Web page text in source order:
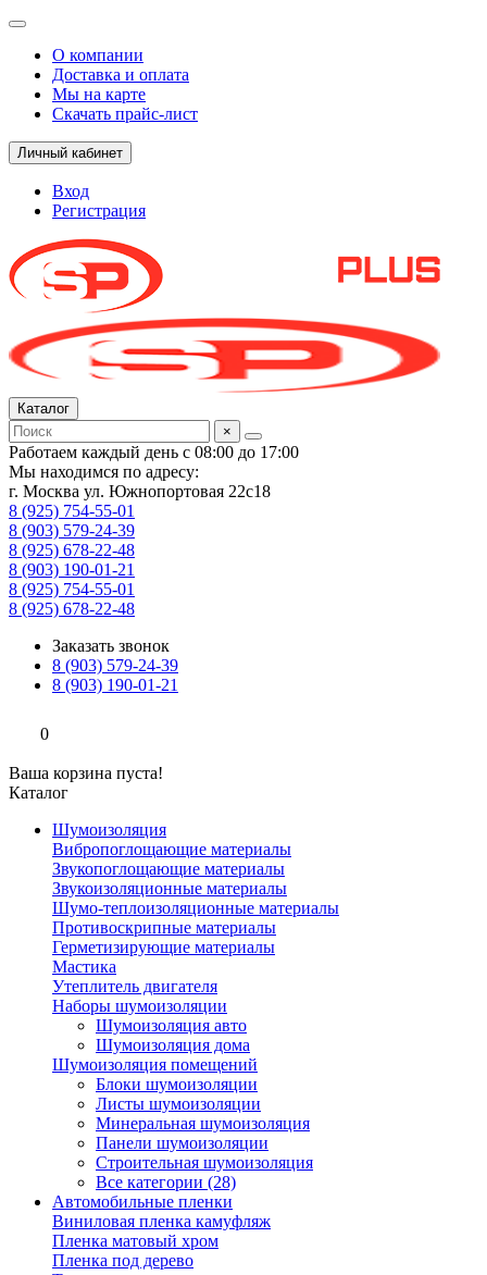
О компании
Доставка и оплата
Мы на карте
Скачать прайс-лист
Личный кабинет
Вход
Регистрация
Каталог
×
Работаем каждый день с 08:00 до 17:00
Мы находимся по адресу:
г. Москва ул. Южнопортовая 22с18
8 (925) 754-55-01
8 (903) 579-24-39
8 (925) 678-22-48
8 (903) 190-01-21
8 (925) 754-55-01
8 (925) 678-22-48
Заказать звонок
8 (903) 579-24-39
8 (903) 190-01-21
0
Ваша корзина пуста!
Каталог
Шумоизоляция
Вибропоглощающие материалы
Звукопоглощающие материалы
Звукоизоляционные материалы
Шумо-теплоизоляционные материалы
Противоскрипные материалы
Герметизирующие материалы
Мастика
Утеплитель двигателя
Наборы шумоизоляции
Шумоизоляция авто
Шумоизоляция дома
Шумоизоляция помещений
Блоки шумоизоляции
Листы шумоизоляции
Минеральная шумоизоляция
Панели шумоизоляции
Строительная шумоизоляция
Все категории (28)
Автомобильные пленки
Виниловая пленка камуфляж
Пленка матовый хром
Пленка под дерево